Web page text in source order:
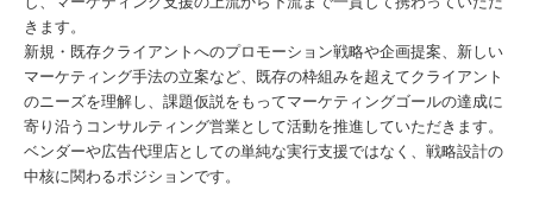
きます。
新規・既存クライアントへのプロモーション戦略や企画提案、新しい
マーケティング手法の立案など、既存の枠組みを超えてクライアント
のニーズを理解し、課題仮説をもってマーケティングゴールの達成に
寄り沿うコンサルティング営業として活動を推進していただきます。
ベンダーや広告代理店としての単純な実行支援ではなく、戦略設計の
中核に関わるポジションです。